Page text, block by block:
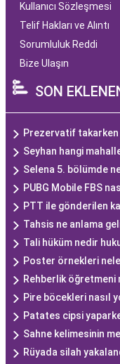
Kullanıcı Sözleşmesi
Telif Hakları ve Alıntı
Sorumluluk Reddi
Bize Ulaşın
SON
Prezervatif
Seyhan hangi
Selena 5. bölümde
PUBG Mobile FBS
PTT ile gönderilen
Tahsis ne anlama
Tali hüküm nedir
Poster örnekleri
Rehberlik öğretmeni
Pire böcekleri nasıl
Patates cipsi
Sahne kelimesinin
Rüyada silah